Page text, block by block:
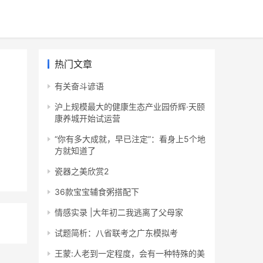
热门文章
有关奋斗谚语
沪上规模最大的健康生态产业园侨辉·天颐
康养城开始试运营
“你有多大成就，早已注定”：看身上5个地
方就知道了
瓷器之美欣赏2
36款宝宝辅食粥搭配下
情感实录 |大年初二我逃离了父母家
试题简析：八省联考之广东模拟考
王蒙:人老到一定程度，会有一种特殊的美